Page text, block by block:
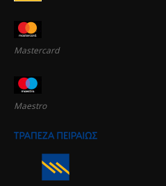
Mastercard
Maestro